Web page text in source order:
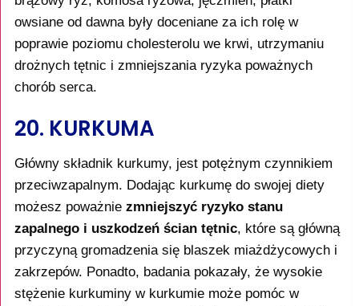
owsiane od dawna były doceniane za ich rolę w
poprawie poziomu cholesterolu we krwi, utrzymaniu
drożnych tętnic i zmniejszania ryzyka poważnych
chorób serca.
20. KURKUMA
Główny składnik kurkumy, jest potężnym czynnikiem
przeciwzapalnym. Dodając kurkumę do swojej diety
możesz poważnie zmniejszyć ryzyko stanu
zapalnego i uszkodzeń ścian tętnic, które są główną
przyczyną gromadzenia się blaszek miażdżycowych i
zakrzepów. Ponadto, badania pokazały, że wysokie
stężenie kurkuminy w kurkumie może pomóc w